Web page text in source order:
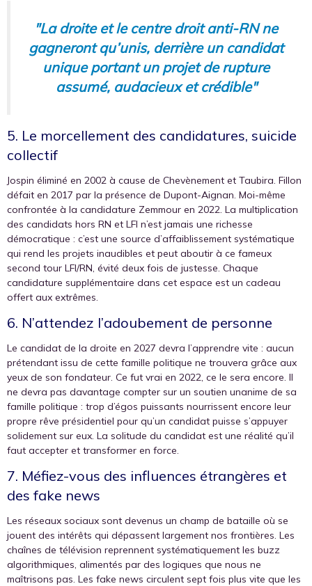
"La droite et le centre droit anti-RN ne
gagneront qu’unis, derrière un candidat
unique portant un projet de rupture
assumé, audacieux et crédible"
5. Le morcellement des candidatures, suicide
collectif
Jospin éliminé en 2002 à cause de Chevènement et Taubira. Fillon
défait en 2017 par la présence de Dupont-Aignan. Moi-même
confrontée à la candidature Zemmour en 2022. La multiplication
des candidats hors RN et LFI n’est jamais une richesse
démocratique : c’est une source d’affaiblissement systématique
qui rend les projets inaudibles et peut aboutir à ce fameux
second tour LFI/RN, évité deux fois de justesse. Chaque
candidature supplémentaire dans cet espace est un cadeau
offert aux extrêmes.
6. N’attendez l’adoubement de personne
Le candidat de la droite en 2027 devra l’apprendre vite : aucun
prétendant issu de cette famille politique ne trouvera grâce aux
yeux de son fondateur. Ce fut vrai en 2022, ce le sera encore. Il
ne devra pas davantage compter sur un soutien unanime de sa
famille politique : trop d’égos puissants nourrissent encore leur
propre rêve présidentiel pour qu’un candidat puisse s’appuyer
solidement sur eux. La solitude du candidat est une réalité qu’il
faut accepter et transformer en force.
7. Méfiez-vous des influences étrangères et
des fake news
Les réseaux sociaux sont devenus un champ de bataille où se
jouent des intérêts qui dépassent largement nos frontières. Les
chaînes de télévision reprennent systématiquement les buzz
algorithmiques, alimentés par des logiques que nous ne
maîtrisons pas. Les fake news circulent sept fois plus vite que les